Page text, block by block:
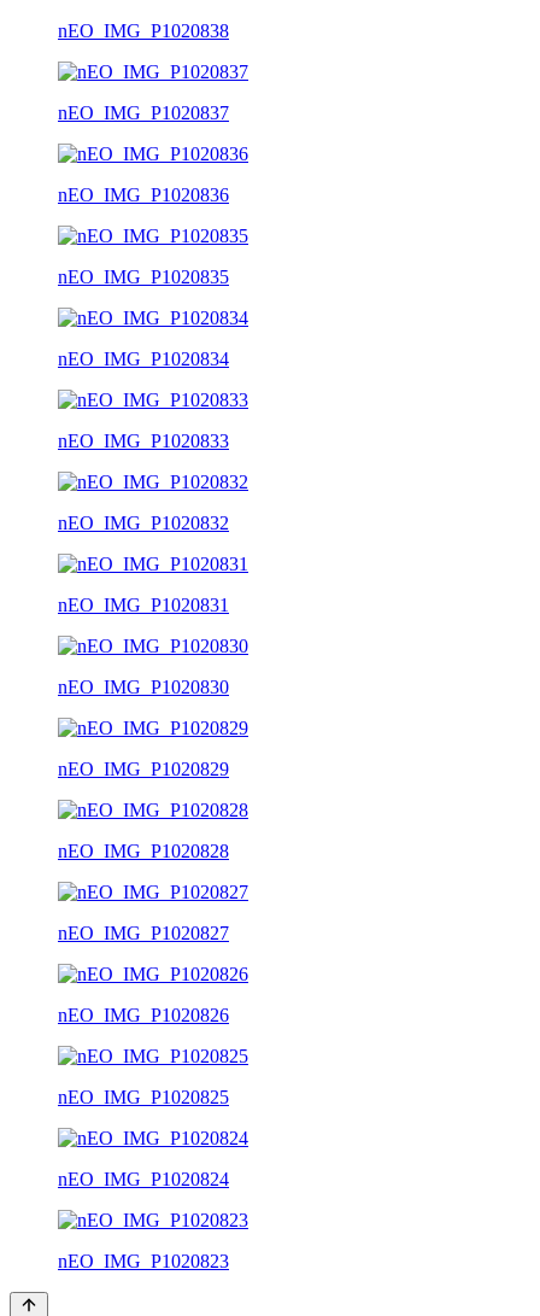
nEO_IMG_P1020838
nEO_IMG_P1020837
nEO_IMG_P1020836
nEO_IMG_P1020835
nEO_IMG_P1020834
nEO_IMG_P1020833
nEO_IMG_P1020832
nEO_IMG_P1020831
nEO_IMG_P1020830
nEO_IMG_P1020829
nEO_IMG_P1020828
nEO_IMG_P1020827
nEO_IMG_P1020826
nEO_IMG_P1020825
nEO_IMG_P1020824
nEO_IMG_P1020823